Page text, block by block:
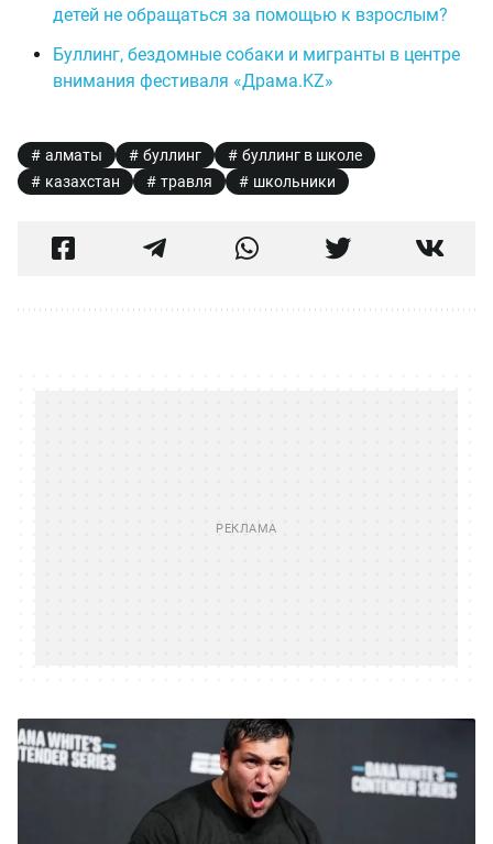
детей не обращаться за помощью к взрослым?
Буллинг, бездомные собаки и мигранты в центре
внимания фестиваля «Драма.KZ»
алматы буллинг
буллинг в школе
казахстан
травля школьники